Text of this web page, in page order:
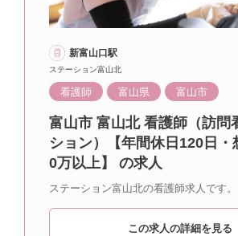
新富山口駅
ステーション富山北
看護師 富山県 富山市
富山市 富山北 看護師（訪問
ション）【年間休日120日・
0万以上】 の求人
ステーション富山北の看護師求人です。
この求人の詳細を見る